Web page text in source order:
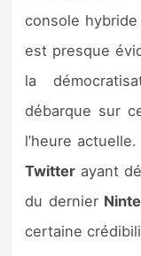
Previews
Sorties de
Bons plans
console hybride
est presque
la
débarque sur
l’heure
Twitter ayant
du dernier
certaine